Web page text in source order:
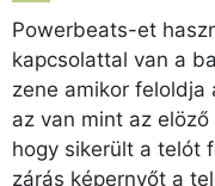
Powerbeats-et
kapcsolattal van a
zene amikor feloldja
az van mint az
hogy sikerült a telót
zárás képernyőt a